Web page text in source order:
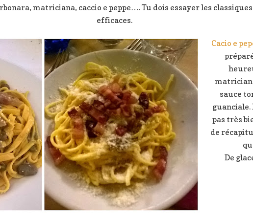
matriciana, caccio e peppe…. Tu dois essayer les
efficaces.
Cacio e
sauce
guanciale.
pas très
de
De